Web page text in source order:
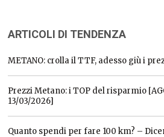
ARTICOLI DI TENDENZA
METANO: crolla il TTF, adesso giù i
Prezzi Metano: i TOP del risparmio
13/03/2026]
Quanto spendi per fare 100 km? –